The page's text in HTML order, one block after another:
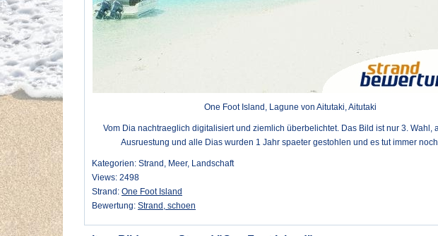
One Foot Island, Lagune von Aitutaki, Aitutaki
Vom Dia nachtraeglich digitalisiert und ziemlich überbelichtet. Das Bild ist nur 3. Wahl,
Ausruestung und alle Dias wurden 1 Jahr spaeter gestohlen und es tut immer
Kategorien: Strand, Meer, Landschaft
Views: 2498
Strand: One Foot Island
Bewertung: Strand, schoen